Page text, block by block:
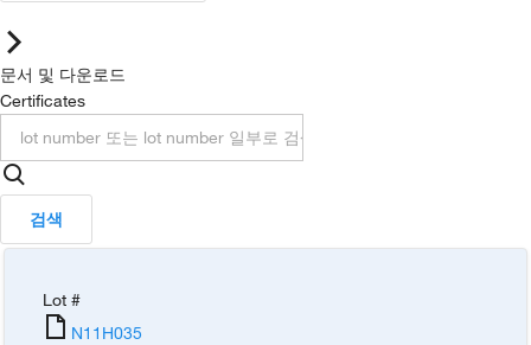
문서 및 다운로드
Certificates
검색
Lot #
N11H035